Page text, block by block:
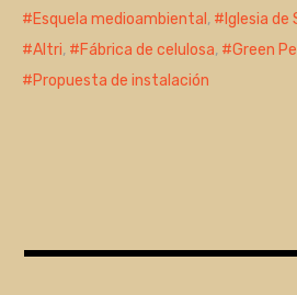
Esquela medioambiental , Iglesia de
Altri, Fábrica de celulosa, Green
Propuesta de instalación